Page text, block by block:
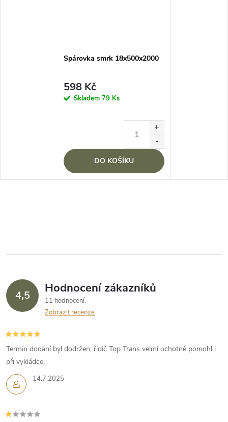
Spárovka smrk 18x500x2000
598 Kč
Skladem 79 Ks
DO KOŠÍKU
4,5 Hodnocení zákazníků
11 hodnocení
Zobrazit recenze
14.7.2025
Termín dodání byl dodržen, řidič Top Trans velmi ochotně pomohl i
při vykládce.